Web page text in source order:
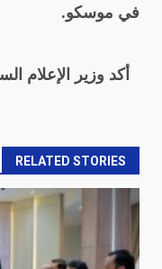
في موسكو.
أكد وزير الإعلام
RELATED STORIES